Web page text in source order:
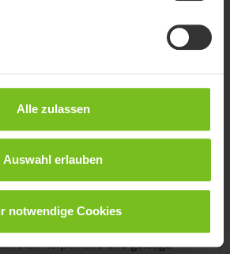
Alle zulassen
Auswahl erlauben
notwendige Cookies
körperliche und geistige